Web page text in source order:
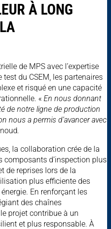
À LONG
de MPS avec l’expertise
du CSEM, les partenaires
et risqué en une capacité
« En nous donnant
de notre ligne de production
nous a permis d’avancer avec
.
la collaboration crée de la
composants d’inspection plus
de reprises lors de la
plus efficiente des
En renforçant les
des chaînes
projet contribue à un
et plus responsable. À